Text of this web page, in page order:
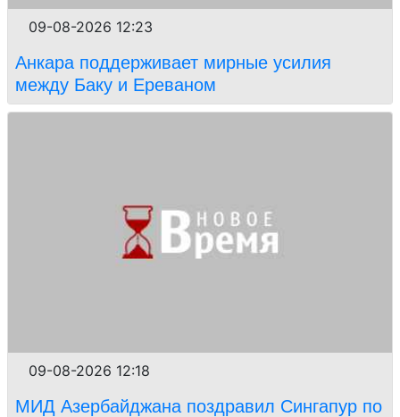
09-08-2026 12:23
Анкара поддерживает мирные усилия
между Баку и Ереваном
09-08-2026 12:18
МИД Азербайджана поздравил Сингапур по